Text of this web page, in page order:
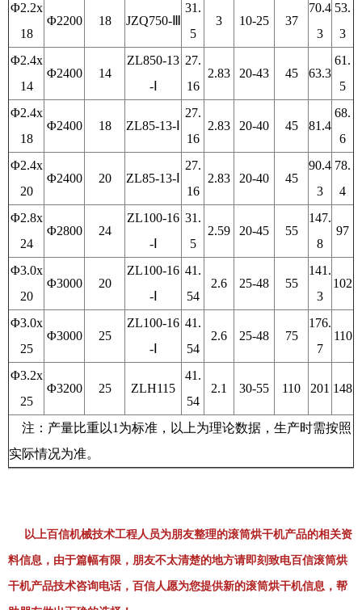
Φ2.2x
18
Φ2200 18 JZQ750-Ⅲ
31.
5
3 10-25 37
70.4
3
53.
3
Φ2.4x
14
Φ2400 14
ZL850-13
-Ⅰ
27.
16
2.83 20-43 45 63.3
61.
5
Φ2.4x
18
Φ2400 18 ZL85-13-Ⅰ
27.
16
2.83 20-40 45 81.4
68.
6
Φ2.4x
20
Φ2400 20 ZL85-13-Ⅰ
27.
16
2.83 20-40 45
90.4
3
78.
4
Φ2.8x
24
Φ2800 24
ZL100-16
-Ⅰ
31.
5
2.59 20-45 55
147.
8
97
Φ3.0x
20
Φ3000 20
ZL100-16
-Ⅰ
41.
54
2.6 25-48 55
141.
3
102
Φ3.0x
25
Φ3000 25
ZL100-16
-Ⅰ
41.
54
2.6 25-48 75
176.
7
110
Φ3.2x
25
Φ3200 25 ZLH115
41.
54
2.1 30-55 110 201 148
注：产量比重以1为标准，以上为理论数据，生产时需按照
实际情况为准。
以上百信机械技术工程人员为朋友整理的滚筒烘干机产品的相关资
料信息，由于篇幅有限，朋友不太清楚的地方请即刻致电百信滚筒烘
干机产品技术咨询电话，百信人愿为您提供新的滚筒烘干机信息，帮